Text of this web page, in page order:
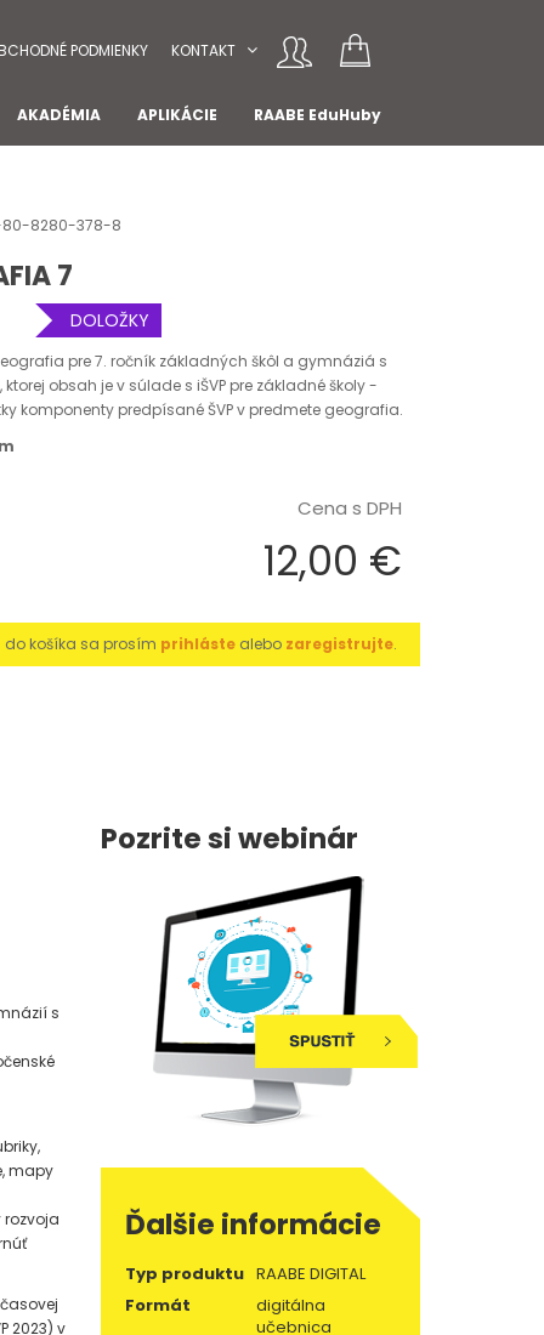
PODMIENKY KONTAKT
AKADÉMIA APLIKÁCIE RAABE EduHuby
80-8280-378-8
7
DOLOŽKY
Geografia pre 7. ročník základných škôl a gymnáziá s
obsah je v súlade s iŠVP pre základné školy -
komponenty predpísané ŠVP v predmete geografia.
Cena s DPH
12,00 €
do košíka sa prosím prihláste alebo zaregistrujte.
s
mapy
2023) v
Pozrite si webinár
Ďalšie informácie
Typ produktu RAABE DIGITAL
Formát
digitálna
učebnica